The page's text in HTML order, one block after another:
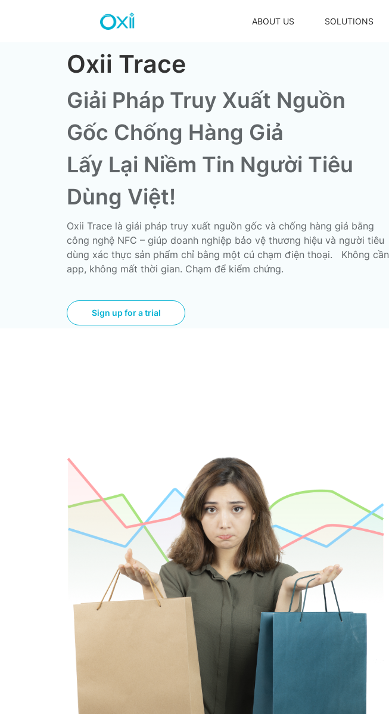
ABOUT US SOLUTIONS
Bếp đôi điện từ Oxii IOT
Bếp đôi điện từ Oxii Base
Laptop Oxii IQ700
Laptop Oxii IQ500
Khoá cửa chính thông minh Oxii
Oxii Trace
Giải Pháp Truy Xuất Nguồn
Gốc Chống Hàng Giả
Lấy Lại Niềm Tin Người Tiêu
Dùng Việt!
Oxii Trace là giải pháp truy xuất nguồn gốc và chống hàng giả bằng
công nghệ NFC – giúp doanh nghiệp bảo vệ thương hiệu và người tiêu
dùng xác thực sản phẩm chỉ bằng một cú chạm điện thoại. Không cần
app, không mất thời gian. Chạm để kiểm chứng.
Sign up for a trial